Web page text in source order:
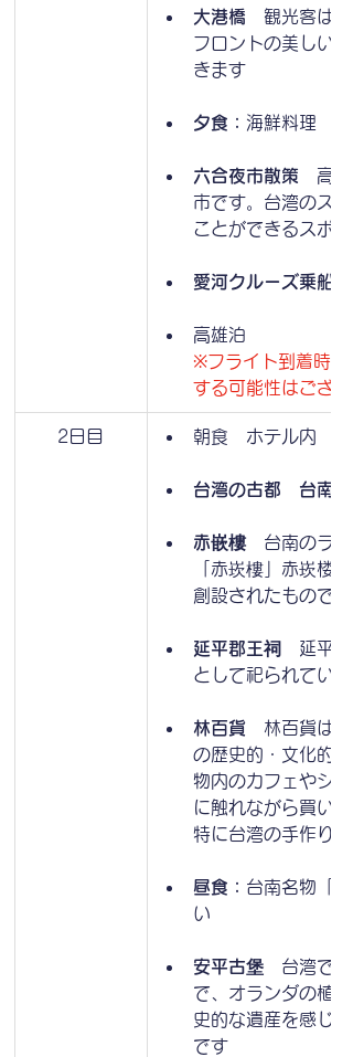
大港橋 観光客は
フロントの美しい
きます
夕食： 海鮮料理
六合夜市散策 高雄
市です。台湾のス
ことができるスポッ
愛河クルーズ乗船体
高雄泊
※フライト到着時刻
する可能性はござい
2日目 朝食　ホテル内
台湾の古都　台南観
赤嵌樓 台南のラン
「赤崁樓」赤崁楼
創設されたものです
延平郡王祠
延平郡
として祀られていま
林百貨 林百貨は
の歴史的・文化的
物内のカフェやシ
に触れながら買い
特に台湾の手作り
昼食： 台南名物「
い
安平古堡 台湾で
で、オランダの植
史的な遺産を感じ
です